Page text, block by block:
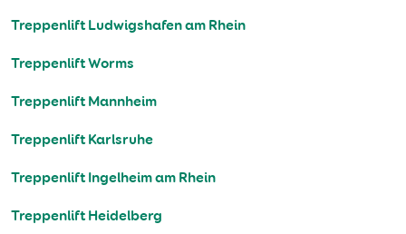
Treppenlift Ludwigshafen am Rhein
Treppenlift Worms
Treppenlift Mannheim
Treppenlift Karlsruhe
Treppenlift Ingelheim am Rhein
Treppenlift Heidelberg